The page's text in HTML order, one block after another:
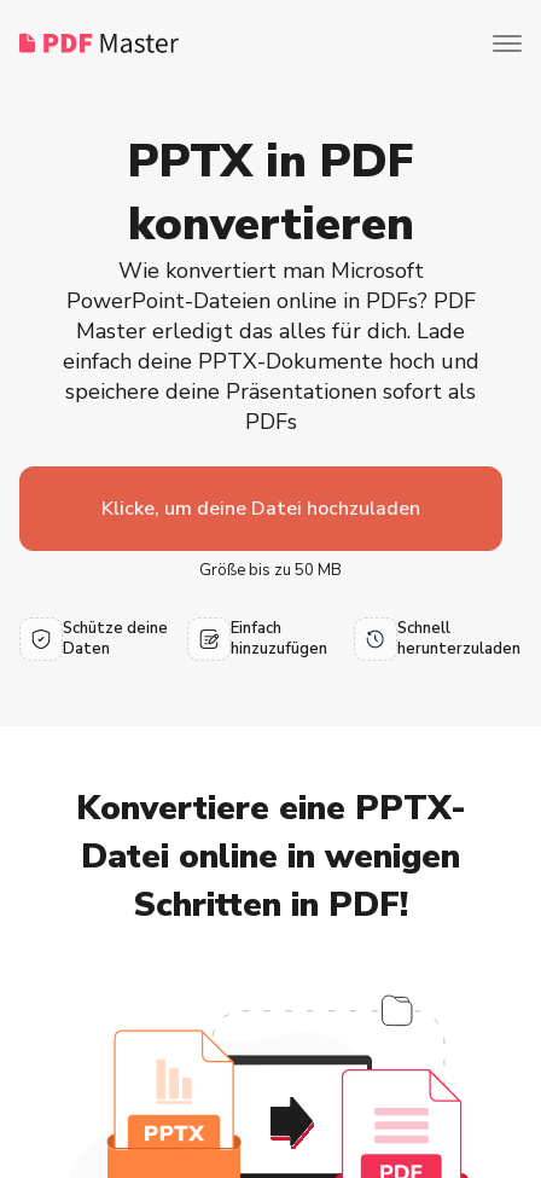
PPTX in PDF
konvertieren
Wie konvertiert man Microsoft
PowerPoint-Dateien online in PDFs? PDF
Master erledigt das alles für dich. Lade
einfach deine PPTX-Dokumente hoch und
speichere deine Präsentationen sofort als
PDFs
Klicke, um deine Datei hochzuladen
Größe bis zu 50 MB
Schütze deine
Daten
Einfach
hinzuzufügen
Schnell
herunterzuladen
Konvertiere eine PPTX-
Datei online in wenigen
Schritten in PDF!